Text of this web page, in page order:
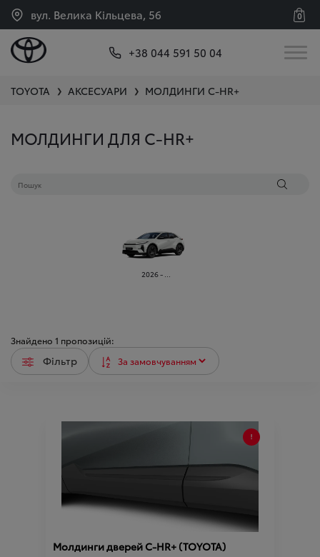
вул. Велика Кільцева, 56 0
+38 044 591 50 04
TOYOTA ❯ АКСЕСУАРИ ❯ МОЛДИНГИ C-HR+
МОЛДИНГИ ДЛЯ C-HR+
2026 - ...
Знайдено 1 пропозицій:
Фільтр
Молдинги дверей C-HR+ (TOYOTA)